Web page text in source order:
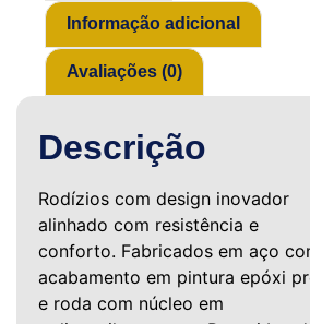
Informação adicional
Avaliações (0)
Descrição
Rodízios com design inovador
alinhado com resistência e
conforto. Fabricados em aço
acabamento em pintura epóxi
e roda com núcleo em